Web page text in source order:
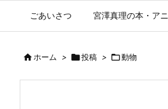
ごあいさつ 宮澤真理の本・ア
ホーム > 投稿 > 動物